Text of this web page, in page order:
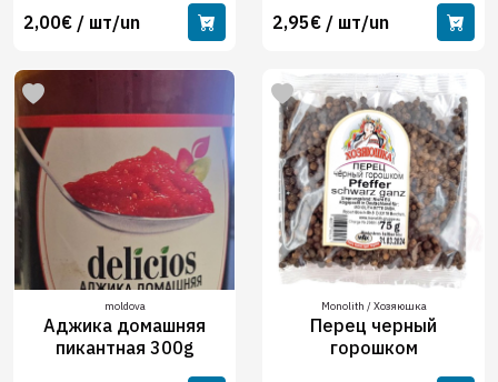
2,00€ / шт/un 2,95€ / шт/un
moldova
Аджика домашняя
пикантная 300g
Monolith / Хозяюшка
Перец черный
горошком